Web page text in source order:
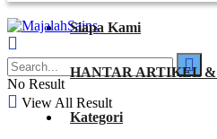
Siapa Kami
HANTAR ARTIKEL &
Kategori
No Result
View All Result